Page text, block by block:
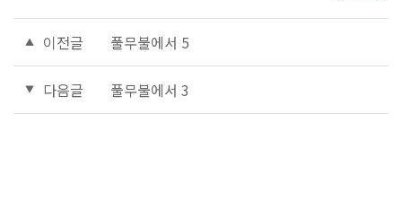
이전글 풀무불에서 5
다음글 풀무불에서 3